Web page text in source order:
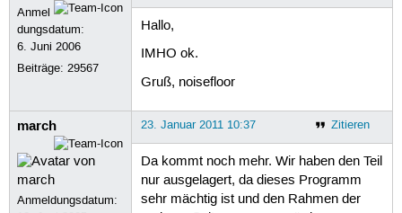
Anmel
dungsdatum:
6. Juni 2006
Beiträge:29567
Hallo,
IMHO ok.
Gruß, noisefloor
march
Anmeldungsdatum:
Zitieren
23. Januar 2011 10:37
Da kommt noch mehr. Wir haben den Teil
nur ausgelagert, da dieses Programm
sehr mächtig ist und den Rahmen der